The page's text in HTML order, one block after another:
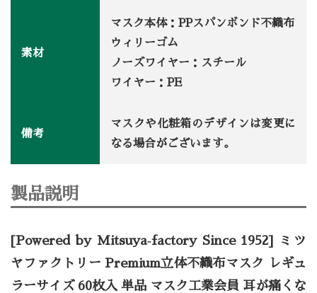
素材
マスク本体：PPスパンボンド不織布
ウィリーゴム
ノーズワイヤー：スチール
ワイヤー：PE
備考
マスクや化粧箱のデザインは変更に
なる場合がございます。
製品説明
[Powered by Mitsuya‐factory Since 1952] ミツ
ヤファクトリー Premium立体不織布マスク レギュ
ラーサイズ 60枚入 単品 マスク工業会員 耳が痛くな